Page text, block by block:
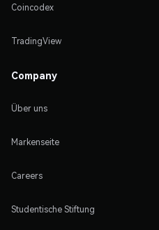
Coincodex
TradingView
Company
Über uns
Markenseite
Careers
Studentische Stiftung